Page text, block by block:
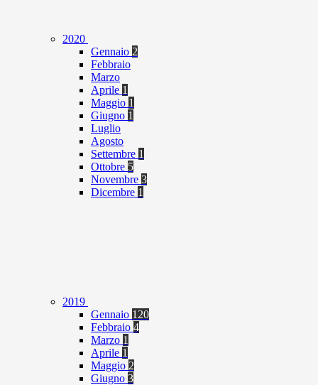
2020
Gennaio 2
Febbraio
Marzo
Aprile 1
Maggio 1
Giugno 1
Luglio
Agosto
Settembre 1
Ottobre 5
Novembre 3
Dicembre 1
2019
Gennaio 120
Febbraio 4
Marzo 1
Aprile 1
Maggio 2
Giugno 3